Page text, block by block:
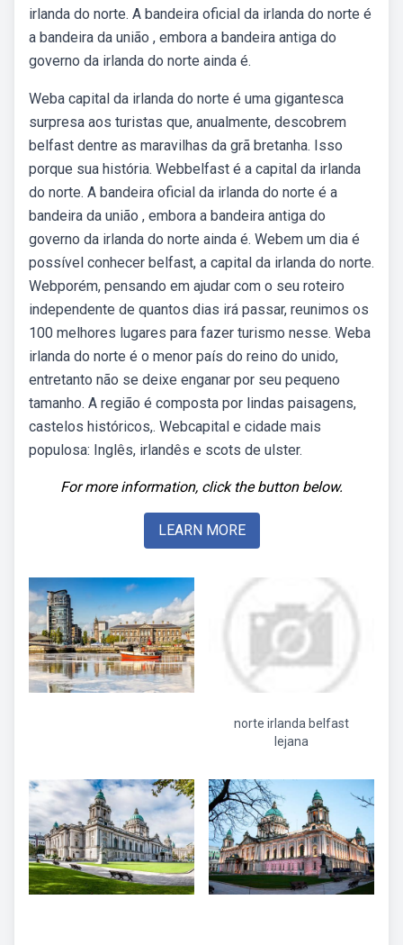
irlanda do norte. A bandeira oficial da irlanda do norte é
a bandeira da união , embora a bandeira antiga do
governo da irlanda do norte ainda é.
Weba capital da irlanda do norte é uma gigantesca
surpresa aos turistas que, anualmente, descobrem
belfast dentre as maravilhas da grã bretanha. Isso
porque sua história. Webbelfast é a capital da irlanda
do norte. A bandeira oficial da irlanda do norte é a
bandeira da união , embora a bandeira antiga do
governo da irlanda do norte ainda é. Webem um dia é
possível conhecer belfast, a capital da irlanda do norte.
Webporém, pensando em ajudar com o seu roteiro
independente de quantos dias irá passar, reunimos os
100 melhores lugares para fazer turismo nesse. Weba
irlanda do norte é o menor país do reino do unido,
entretanto não se deixe enganar por seu pequeno
tamanho. A região é composta por lindas paisagens,
castelos históricos,. Webcapital e cidade mais
populosa: Inglês, irlandês e scots de ulster.
For more information, click the button below.
LEARN MORE
norte irlanda belfast
lejana